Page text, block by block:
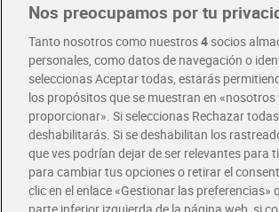
Disfruta las ventajas y ofertas exclusivas.
Descárgate la APP Dia
RECETAS · COMER
Nos preocupamos por tu
Tanto nosotros como nuestros4socios
personales, como datos de navegación o
seleccionas Aceptar todas, estarás
los propósitos que se muestran en
proporcionar». Si seleccionas Rechazar
deshabilitarás. Si se deshabilitan los
que ves podrían dejar de ser relevantes para
para cambiar tus opciones o retirar el
clic en el enlace «Gestionar las preferencias»